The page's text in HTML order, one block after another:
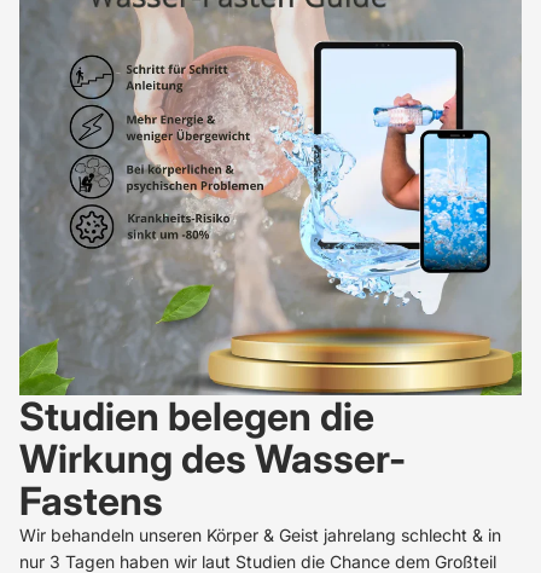
Studien belegen die
Wirkung des Wasser-
Fastens
Wir behandeln unseren Körper & Geist jahrelang schlecht & in
nur 3 Tagen haben wir laut Studien die Chance dem Großteil